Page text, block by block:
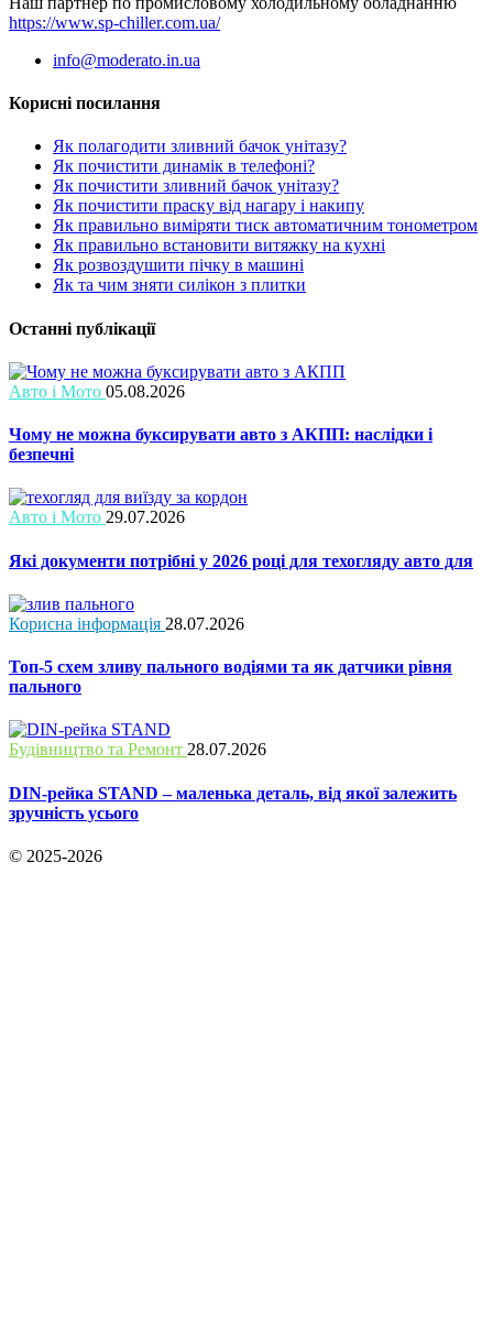
https://www.sp-chiller.com.ua/
info@moderato.in.ua
Корисні посилання
Як полагодити зливний бачок унітазу?
Як почистити динамік в телефоні?
Як почистити зливний бачок унітазу?
Як почистити праску від нагару і накипу
Як правильно виміряти тиск автоматичним тонометром
Як правильно встановити витяжку на кухні
Як розвоздушити пічку в машині
Як та чим зняти силікон з плитки
Останні публікації
Авто і Мото 05.08.2026
Чому не можна буксирувати авто з АКПП: наслідки і
безпечні
Авто і Мото 29.07.2026
Які документи потрібні у 2026 році для техогляду авто для
Корисна інформація 28.07.2026
Топ-5 схем зливу пального водіями та як датчики рівня
пального
Будівництво та Ремонт 28.07.2026
DIN-рейка STAND – маленька деталь, від якої залежить
зручність усього
© 2025-2026